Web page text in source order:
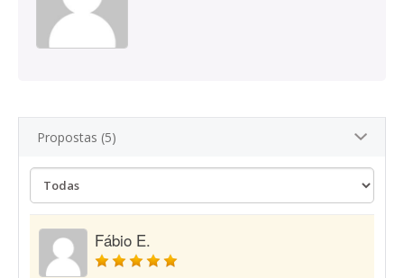
Propostas (5)
Fábio E.